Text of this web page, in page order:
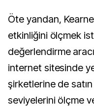
Öte yandan,
etkinliğini ölçmek
değerlendirme
internet sitesinde
şirketlerine de
seviyelerini ölçme